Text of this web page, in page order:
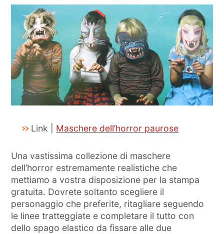
Link | Maschere dell’horror paurose
Una vastissima collezione di maschere
dell’horror estremamente realistiche che
mettiamo a vostra disposizione per la stampa
gratuita. Dovrete soltanto scegliere il
personaggio che preferite, ritagliare seguendo
le linee tratteggiate e completare il tutto con
dello spago elastico da fissare alle due